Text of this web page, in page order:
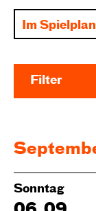
Filter
Sonntag